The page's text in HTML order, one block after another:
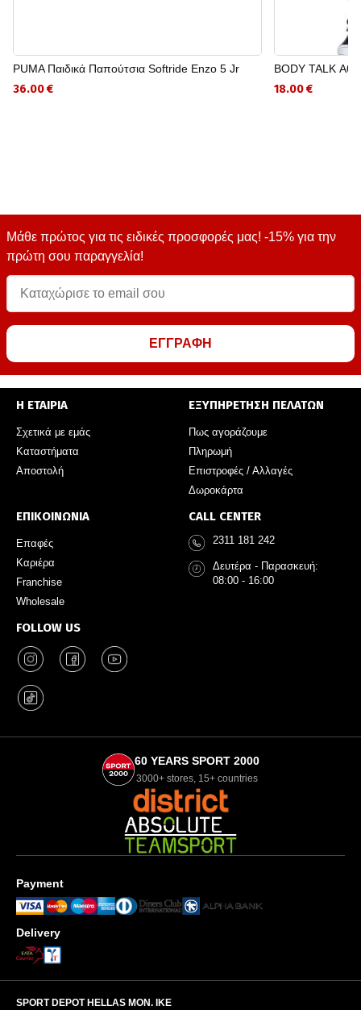
PUMA Παιδικά Παπούτσια Softride Enzo 5 Jr
36.00 €
BODY TALK
18.00 €
Μάθε πρώτος για τις ειδικές προσφορές μας! -15% για την
πρώτη σου παραγγελία!
ΕΓΓΡΑΦΗ
Η ΕΤΑΙΡΙΑ
Σχετικά με εμάς
Καταστήματα
Αποστολή
ΕΞΥΠΗΡΕΤΗΣΗ ΠΕΛΑΤΩΝ
Πως αγοράζουμε
Πληρωμή
Επιστροφές / Αλλαγές
Δωροκάρτα
ΕΠΙΚΟΙΝΩΝΙΑ
Επαφές
Καριέρα
Franchise
Wholesale
FOLLOW US
CALL CENTER
2311 181 242
Δευτέρα - Παρασκευή:
08:00 - 16:00
60 YEARS SPORT 2000
3000+ stores, 15+ countries
Payment
Delivery
SPORT DEPOT HELLAS ΜΟΝ. ΙΚΕ